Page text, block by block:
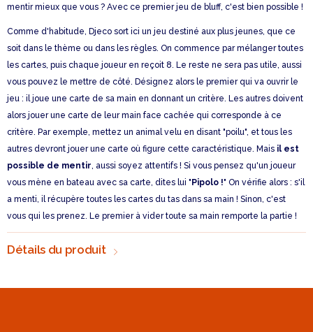
mentir mieux que vous ? Avec ce premier jeu de bluff, c'est bien possible !
Comme d'habitude, Djeco sort ici un jeu destiné aux plus jeunes, que ce
soit dans le thème ou dans les règles. On commence par mélanger toutes
les cartes, puis chaque joueur en reçoit 8. Le reste ne sera pas utile, aussi
vous pouvez le mettre de côté. Désignez alors le premier qui va ouvrir le
jeu : il joue une carte de sa main en donnant un critère. Les autres doivent
alors jouer une carte de leur main face cachée qui corresponde à ce
critère. Par exemple, mettez un animal velu en disant "poilu", et tous les
autres devront jouer une carte où figure cette caractéristique. Mais il est
possible de mentir, aussi soyez attentifs ! Si vous pensez qu'un joueur
vous mène en bateau avec sa carte, dites lui " Pipolo !" On vérifie alors : s'il
a menti, il récupère toutes les cartes du tas dans sa main ! Sinon, c'est
vous qui les prenez. Le premier à vider toute sa main remporte la partie !
Détails du produit